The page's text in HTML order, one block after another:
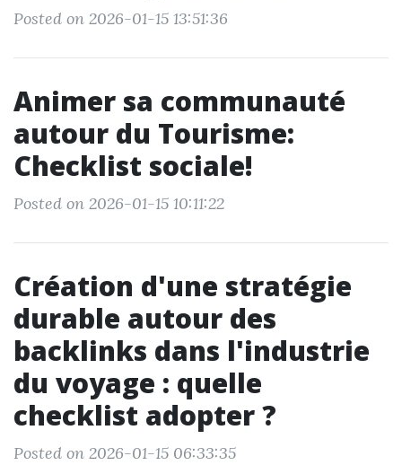
Posted on 2026-01-15 13:51:36
Animer sa communauté
autour du Tourisme:
Checklist sociale!
Posted on 2026-01-15 10:11:22
Création d'une stratégie
durable autour des
backlinks dans l'industrie
du voyage : quelle
checklist adopter ?
Posted on 2026-01-15 06:33:35